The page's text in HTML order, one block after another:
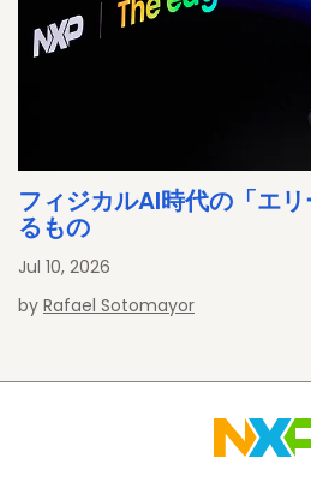
フィジカルAI時代の「エ
るもの
Jul 10, 2026
by Rafael Sotomayor